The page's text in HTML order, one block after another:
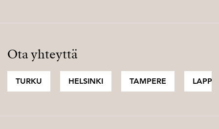
Ota yhteyttä
TURKU HELSINKI TAMPERE LAPPI